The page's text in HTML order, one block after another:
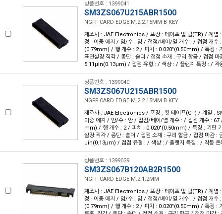
상품번호 : 1399041
SM3ZS067U215ABR1500
NGFF CARD EDGE M.2 2.15MM B KEY
제조사 : JAE Electronics / 포장 : 테이프 및 릴(TR) / 계열
정 - 이중 에지 / 암/수 : 암 / 접점/베이/열 개수 : / 접점 개수
(0.79mm) / 행 개수 : 2 / 피치 : 0.020"(0.50mm) / 특징 :
표면실장 직각 / 종단 : 솔더 / 접점 소재 : 구리 합금 / 접점 마
5.11µin(0.13µm) / 접점 유형 : / 색상 : / 플랜지 특징 : / 작
상품번호 : 1399040
SM3ZS067U215ABR1500
NGFF CARD EDGE M.2 2.15MM B KEY
제조사 : JAE Electronics / 포장 : 컷 테이프(CT) / 계열 :
이중 에지 / 암/수 : 암 / 접점/베이/열 개수 : / 접점 개수 :
mm) / 행 개수 : 2 / 피치 : 0.020"(0.50mm) / 특징 : 기판
실장 직각 / 종단 : 솔더 / 접점 소재 : 구리 합금 / 접점 마감 :
µin(0.13µm) / 접점 유형 : / 색상 : / 플랜지 특징 : / 작동 온
상품번호 : 1399039
SM3ZS067B120AB2R1500
NGFF CARD EDGE M.2 1.2MM
제조사 : JAE Electronics / 포장 : 테이프 및 릴(TR) / 계열
정 - 이중 에지 / 암/수 : 암 / 접점/베이/열 개수 : / 접점 개수
(0.79mm) / 행 개수 : 2 / 피치 : 0.020"(0.50mm) / 특징 :